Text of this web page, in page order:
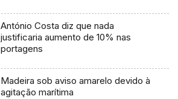
António Costa diz que nada
justificaria aumento de 10% nas
portagens
Madeira sob aviso amarelo devido à
agitação marítima